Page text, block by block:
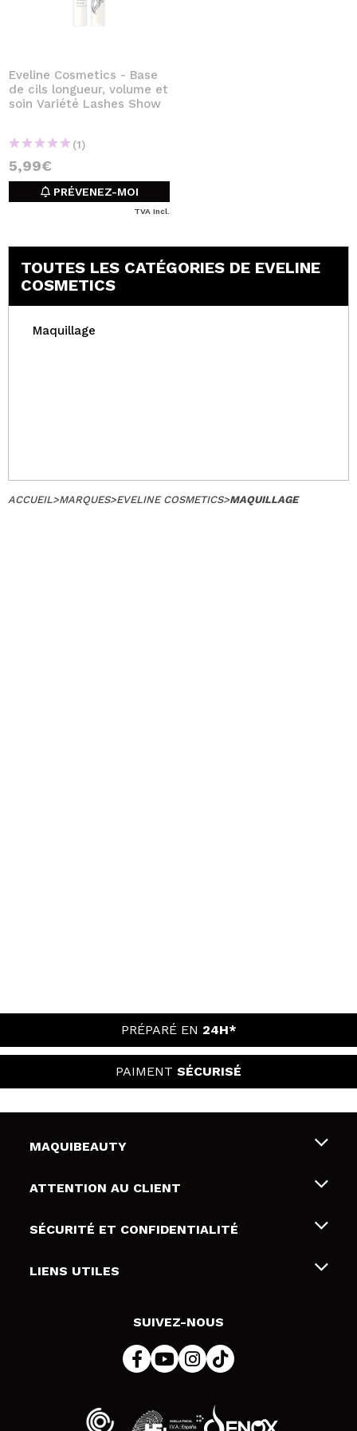
Eveline Cosmetics - Base
de cils longueur, volume et
soin Variété Lashes Show
(1)
5,99€
PRÉVENEZ-MOI
TVA Incl.
TOUTES LES CATÉGORIES DE EVELINE
COSMETICS
Maquillage
ACCUEIL>MARQUES>EVELINE COSMETICS>MAQUILLAGE
PRÉPARÉ EN 24H*
PAIMENT SÉCURISÉ
MAQUIBEAUTY
Qui sommes nous
Cartes-cadeaux
ATTENTION AU CLIENT
Livraison & retour
Modes de paiement
SÉCURITÉ ET CONFIDENTIALITÉ
Conditions et confidentialité
LIENS UTILES
SUIVEZ-NOUS